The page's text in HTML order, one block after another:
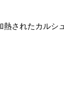
熱されたカル